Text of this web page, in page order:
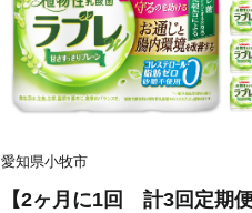
民税
（な
要に
令
愛知県小牧市
【2ヶ月に1回 計3回定期